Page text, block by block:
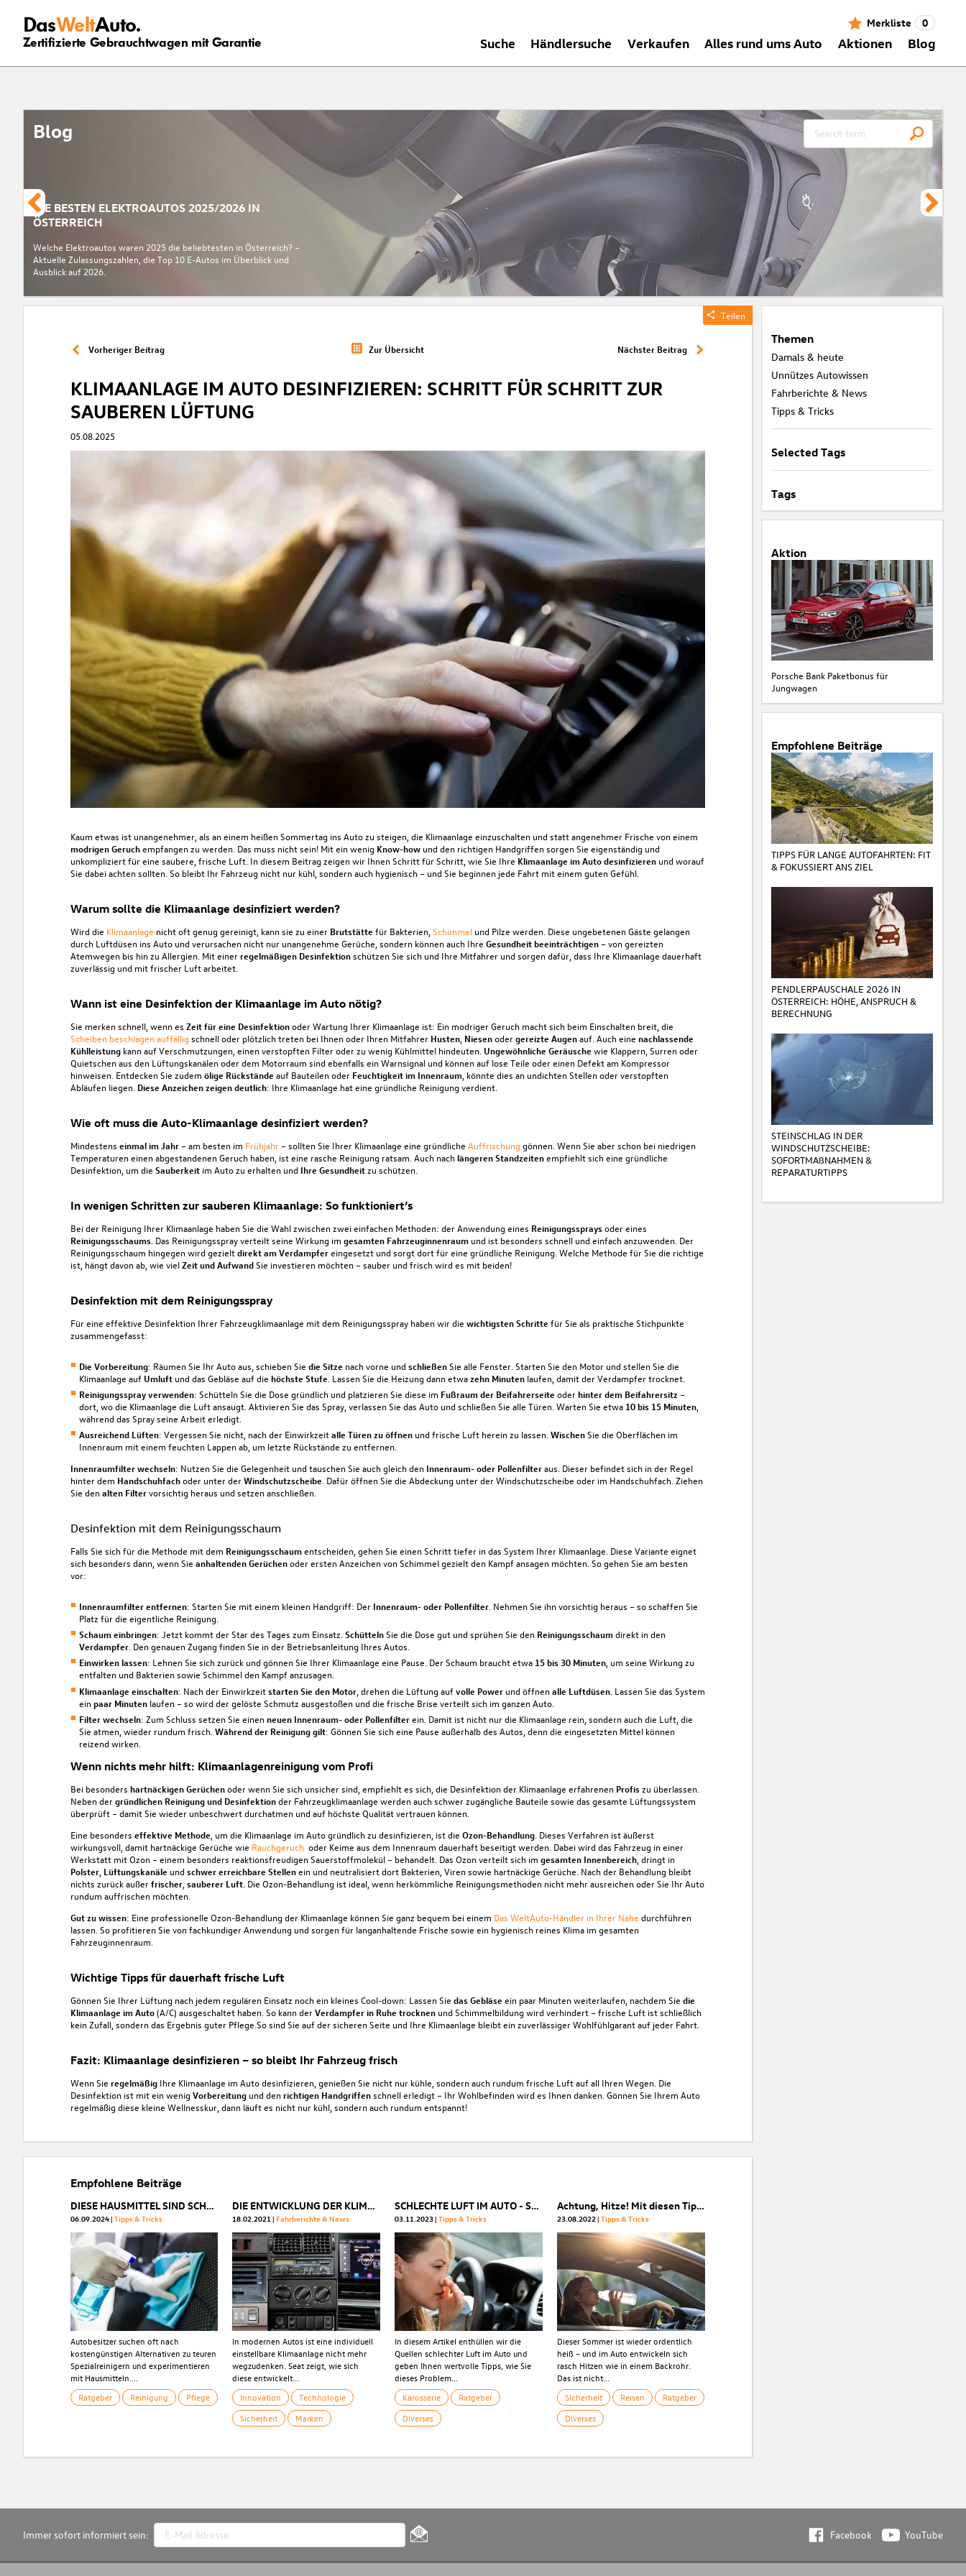
DasWeltAuto.
Zertifizierte Gebrauchtwagen mit Garantie
Merkliste 0
Suche Händlersuche Verkaufen Alles rund ums Auto Aktionen Blog
Blog
DIE BESTEN ELEKTROAUTOS 2025/2026 IN
ÖSTERREICH
Welche Elektroautos waren 2025 die beliebtesten in Österreich? –
Aktuelle Zulassungszahlen, die Top 10 E-Autos im Überblick und
Ausblick auf 2026.
Teilen
Vorheriger Beitrag Zur Übersicht Nächster Beitrag
KLIMAANLAGE IM AUTO DESINFIZIEREN: SCHRITT FÜR SCHRITT ZUR
SAUBEREN LÜFTUNG
05.08.2025
Kaum etwas ist unangenehmer, als an einem heißen Sommertag ins Auto zu steigen, die Klimaanlage einzuschalten und statt angenehmer Frische von einem
modrigen Geruchempfangen zu werden. Das muss nicht sein! Mit ein wenig Know-howund den richtigen Handgriffen sorgen Sie eigenständig und
unkompliziert für eine saubere, frische Luft. In diesem Beitrag zeigen wir Ihnen Schritt für Schritt, wie Sie Ihre Klimaanlage im Auto desinfizierenund worauf
Sie dabei achten sollten. So bleibt Ihr Fahrzeug nicht nur kühl, sondern auch hygienisch – und Sie beginnen jede Fahrt mit einem guten Gefühl.
Warum sollte die Klimaanlage desinfiziert werden?
Wird die Klimaanlage nicht oft genug gereinigt, kann sie zu einer Brutstätte für Bakterien, Schimmelund Pilze werden. Diese ungebetenen Gäste gelangen
durch Luftdüsen ins Auto und verursachen nicht nur unangenehme Gerüche, sondern können auch Ihre Gesundheit beeinträchtigen– von gereizten
Atemwegen bis hin zu Allergien. Mit einerregelmäßigen Desinfektionschützen Sie sich und Ihre Mitfahrer und sorgen dafür, dass Ihre Klimaanlage dauerhaft
zuverlässig und mit frischer Luft arbeitet.
Wann ist eine Desinfektion der Klimaanlage im Auto nötig?
Sie merken schnell, wenn es Zeit für eine Desinfektionoder Wartung Ihrer Klimaanlage ist: Ein modriger Geruch macht sich beim Einschalten breit, die
Scheiben beschlagen auffällig schnell oder plötzlich treten bei Ihnen oder Ihren Mitfahrer Husten, Niesenodergereizte Augenauf. Auch eine nachlassende
Kühlleistungkann auf Verschmutzungen, einen verstopften Filter oder zu wenig Kühlmittel hindeuten. Ungewöhnliche Geräusche wie Klappern, Surren oder
Quietschen aus den Lüftungskanälen oder dem Motorraum sind ebenfalls ein Warnsignal und können auf lose Teile oder einen Defekt am Kompressor
hinweisen. Entdecken Sie zudem ölige Rückstände auf Bauteilen oder Feuchtigkeit im Innenraum, könnte dies an undichten Stellen oder verstopften
Abläufen liegen. Diese Anzeichen zeigen deutlich: Ihre Klimaanlage hat eine gründliche Reinigung verdient.
Wie oft muss die Auto-Klimaanlage desinfiziert werden?
Mindestens einmal im Jahr– am besten im Frühjahr – sollten Sie Ihrer Klimaanlage eine gründliche Auffrischung gönnen. Wenn Sie aber schon bei niedrigen
Temperaturen einen abgestandenen Geruch haben, ist eine rasche Reinigung ratsam. Auch nachlängeren Standzeitenempfiehlt sich eine gründliche
Desinfektion, um die Sauberkeitim Auto zu erhalten und Ihre Gesundheitzu schützen.
In wenigen Schritten zur sauberen Klimaanlage: So funktioniert’s
Bei der Reinigung Ihrer Klimaanlage haben Sie die Wahl zwischen zwei einfachen Methoden: der Anwendung eines Reinigungsspraysoder eines
Reinigungsschaums. Das Reinigungsspray verteilt seine Wirkung im gesamten Fahrzeuginnenraumund ist besonders schnell und einfach anzuwenden. Der
Reinigungsschaum hingegen wird gezieltdirekt am Verdampfereingesetzt und sorgt dort für eine gründliche Reinigung. Welche Methode für Sie die richtige
ist, hängt davon ab, wie vielZeit und AufwandSie investieren möchten – sauber und frisch wird es mit beiden!
Desinfektion mit dem Reinigungsspray
Für eine effektive Desinfektion Ihrer Fahrzeugklimaanlage mit dem Reinigungsspray haben wir die wichtigsten Schritte für Sie als praktische Stichpunkte
zusammengefasst:
Die Vorbereitung: Räumen Sie Ihr Auto aus, schieben Sie die Sitze nach vorne und schließenSie alle Fenster. Starten Sie den Motor und stellen Sie die
Klimaanlage auf Umluftund das Gebläse auf die höchste Stufe . Lassen Sie die Heizung dann etwazehn Minutenlaufen, damit der Verdampfer trocknet.
Reinigungsspray verwenden: Schütteln Sie die Dose gründlich und platzieren Sie diese im Fußraum der Beifahrerseite oderhinter dem Beifahrersitz –
dort, wo die Klimaanlage die Luft ansaugt. Aktivieren Sie das Spray, verlassen Sie das Auto und schließen Sie alle Türen. Warten Sie etwa 10 bis 15 Minuten,
während das Spray seine Arbeit erledigt.
Ausreichend Lüften: Vergessen Sie nicht, nach der Einwirkzeitalle Türen zu öffnen und frische Luft herein zu lassen. WischenSie die Oberflächen im
Innenraum mit einem feuchten Lappen ab, um letzte Rückstände zu entfernen.
Innenraumfilter wechseln: Nutzen Sie die Gelegenheit und tauschen Sie auch gleich den Innenraum- oder Pollenfilteraus. Dieser befindet sich in der Regel
hinter dem Handschuhfachoder unter derWindschutzscheibe . Dafür öffnen Sie die Abdeckung unter der Windschutzscheibe oder im Handschuhfach. Ziehen
Sie denalten Filtervorsichtig heraus und setzen anschließen.
Desinfektion mit dem Reinigungsschaum
Falls Sie sich für die Methode mit dem Reinigungsschaumentscheiden, gehen Sie einen Schritt tiefer in das System Ihrer Klimaanlage. Diese Variante eignet
sich besonders dann, wenn Sie anhaltenden Gerüchenoder ersten Anzeichen von Schimmel gezielt den Kampf ansagen möchten. So gehen Sie am besten
vor:
Innenraumfilter entfernen: Starten Sie mit einem kleinen Handgriff: Der Innenraum- oder Pollenfilter. Nehmen Sie ihn vorsichtig heraus – so schaffen Sie
Platz für die eigentliche Reinigung.
Schaum einbringen: Jetzt kommt der Star des Tages zum Einsatz. SchüttelnSie die Dose gut und sprühen Sie den Reinigungsschaumdirekt in den
Verdampfer. Den genauen Zugang finden Sie in der Betriebsanleitung Ihres Autos.
Einwirken lassen: Lehnen Sie sich zurück und gönnen Sie Ihrer Klimaanlage eine Pause. Der Schaum braucht etwa 15 bis 30 Minuten, um seine Wirkung zu
entfalten und Bakterien sowie Schimmel den Kampf anzusagen.
Klimaanlage einschalten: Nach der Einwirkzeitstarten Sie den Motor, drehen die Lüftung aufvolle Powerund öffnenalle Luftdüsen. Lassen Sie das System
einpaar Minutenlaufen – so wird der gelöste Schmutz ausgestoßen und die frische Brise verteilt sich im ganzen Auto.
Filter wechseln: Zum Schluss setzen Sie einenneuen Innenraum- oder Pollenfilterein. Damit ist nicht nur die Klimaanlage rein, sondern auch die Luft, die
Sie atmen, wieder rundum frisch. Während der Reinigung gilt: Gönnen Sie sich eine Pause außerhalb des Autos, denn die eingesetzten Mittel können
reizend wirken.
Wenn nichts mehr hilft: Klimaanlagenreinigung vom Profi
Bei besonders hartnäckigen Gerüchenoder wenn Sie sich unsicher sind, empfiehlt es sich, die Desinfektion der Klimaanlage erfahrenen Profiszu überlassen.
Neben dergründlichen Reinigung und Desinfektionder Fahrzeugklimaanlage werden auch schwer zugängliche Bauteile sowie das gesamte Lüftungssystem
überprüft – damit Sie wieder unbeschwert durchatmen und auf höchste Qualität vertrauen können.
Eine besonders effektive Methode , um die Klimaanlage im Auto gründlich zu desinfizieren, ist die Ozon-Behandlung. Dieses Verfahren ist äußerst
wirkungsvoll, damit hartnäckige Gerüche wie Rauchgeruch oder Keime aus dem Innenraum dauerhaft beseitigt werden. Dabei wird das Fahrzeug in einer
Werkstatt mit Ozon – einem besonders reaktionsfreudigen Sauerstoffmolekül – behandelt. Das Ozon verteilt sich im gesamten Innenbereich, dringt in
Polster, Lüftungskanäle und schwer erreichbare Stellenein und neutralisiert dort Bakterien, Viren sowie hartnäckige Gerüche. Nach der Behandlung bleibt
nichts zurück außerfrischer, sauberer Luft. Die Ozon-Behandlung ist ideal, wenn herkömmliche Reinigungsmethoden nicht mehr ausreichen oder Sie Ihr Auto
rundum auffrischen möchten.
Gut zu wissen: Eine professionelle Ozon-Behandlung der Klimaanlage können Sie ganz bequem bei einem Das WeltAuto-Händler in Ihrer Nähe durchführen
lassen. So profitieren Sie von fachkundiger Anwendung und sorgen für langanhaltende Frische sowie ein hygienisch reines Klima im gesamten
Fahrzeuginnenraum.
Wichtige Tipps für dauerhaft frische Luft
Gönnen Sie Ihrer Lüftung nach jedem regulären Einsatz noch ein kleines Cool-down: Lassen Sie das Gebläse ein paar Minuten weiterlaufen, nachdem Sie die
Klimaanlage im Auto(A/C) ausgeschaltet haben. So kann derVerdampfer in Ruhe trocknenund Schimmelbildung wird verhindert – frische Luft ist schließlich
kein Zufall, sondern das Ergebnis guter Pflege.So sind Sie auf der sicheren Seite und Ihre Klimaanlage bleibt ein zuverlässiger Wohlfühlgarant auf jeder Fahrt.
Fazit: Klimaanlage desinfizieren – so bleibt Ihr Fahrzeug frisch
Wenn Sie regelmäßigIhre Klimaanlage im Auto desinfizieren, genießen Sie nicht nur kühle, sondern auch rundum frische Luft auf all Ihren Wegen. Die
Desinfektion ist mit ein wenig Vorbereitungund denrichtigen Handgriffenschnell erledigt – Ihr Wohlbefinden wird es Ihnen danken. Gönnen Sie Ihrem Auto
regelmäßig diese kleine Wellnesskur, dann läuft es nicht nur kühl, sondern auch rundum entspannt!
Empfohlene Beiträge
DIESE HAUSMITTEL SIND SCHÄDLICH FÜR IHR AUTO
06.09.2024 Tipps & Tricks
Autobesitzer suchen oft nach
kostengünstigen Alternativen zu teuren
Spezialreinigern und experimentieren
mit Hausmitteln....
Ratgeber
Reinigung Pflege
DIE ENTWICKLUNG DER KLIMAANLAGE BEI SEAT
18.02.2021 Fahrberichte & News
In modernen Autos ist eine individuell
einstellbare Klimaanlage nicht mehr
wegzudenken. Seat zeigt, wie sich
diese entwickelt...
Innovation
Technologie
Sicherheit
Marken
SCHLECHTE LUFT IM AUTO - SO WERDEN SIE SIE LOS
03.11.2023 Tipps & Tricks
In diesem Artikel enthüllen wir die
Quellen schlechter Luft im Auto und
geben Ihnen wertvolle Tipps, wie Sie
dieses Problem...
Karosserie
Ratgeber
Diverses
Achtung, Hitze! Mit diesen Tipps schützen Sie sich im Auto vor der Sonne
23.08.2022 Tipps & Tricks
Dieser Sommer ist wieder ordentlich
heiß – und im Auto entwickeln sich
rasch Hitzen wie in einem Backrohr.
Das ist nicht...
Sicherheit
Reisen
Ratgeber
Diverses
Themen
Damals & heute
Unnützes Autowissen
Fahrberichte & News
Tipps & Tricks
Selected Tags
Tags
Aktion
Porsche Bank Paketbonus für
Jungwagen
Empfohlene Beiträge
TIPPS FÜR LANGE AUTOFAHRTEN: FIT
& FOKUSSIERT ANS ZIEL
PENDLERPAUSCHALE 2026 IN
ÖSTERREICH: HÖHE, ANSPRUCH &
BERECHNUNG
STEINSCHLAG IN DER
WINDSCHUTZSCHEIBE:
SOFORTMAßNAHMEN &
REPARATURTIPPS
Immer sofort informiert sein: Facebook YouTube